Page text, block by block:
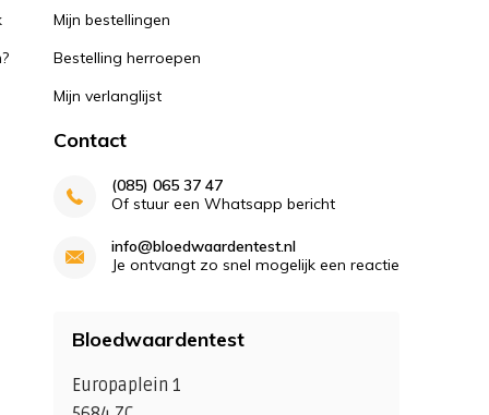
Mijn bestellingen
Bestelling herroepen
Mijn verlanglijst
Contact
(085) 065 37 47
Of stuur een Whatsapp bericht
info@bloedwaardentest.nl
Je ontvangt zo snel mogelijk een reactie
Bloedwaardentest
Europaplein 1